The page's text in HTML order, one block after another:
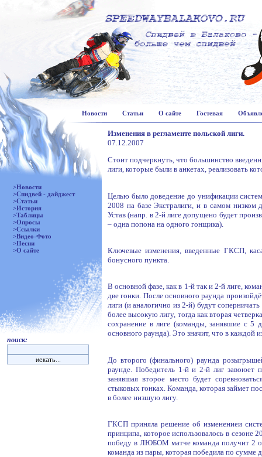
Новости Статьи О сайте Гостевая
>Новости
>Спидвей - дайджест
>Статьи
>История
>Таблицы
>Опросы
>Ссылки
>Видео-Фото
>Песни
>О сайте
поиск:
Изменения в регламенте польской лиги.
07.12.2007
Стоит подчеркнуть, что большинство
лиги, которые были в анкетах, реализовать
Целью было доведение до унификации
2008 на базе Экстралиги, и в самом низком
Устав (напр. в 2-й лиге допущено будет
– одна попона на одного гонщика).
Ключевые изменения, введенные ГКСП,
бонусного пункта.
В основной фазе, как в 1-й так и 2-й лиге,
две гонки. После основного раунда
лиги (и аналогично из 2-й) будут
более высокую лигу, тогда как вторая
сохранение в лиге (команды, занявшие с 5
основного раунда). Это значит, что в каждой
До второго (финального) раунда
раунде. Победитель 1-й и 2-й лиг завоюет
занявшая второе место будет
стыковых гонках. Команда, которая займет
в более низшую лигу.
ГКСП приняла решение об изменениеи
принципа, которое использовалось в сезоне
победу в ЛЮБОМ матче команда получит 2
команда из пары, которая победила по сумме